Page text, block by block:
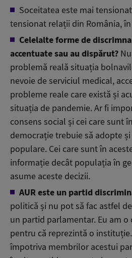
Soceitatea este mai
tensionat relații din România,
Celelalte forme de
accentuate sau au dispărut?
problemă reală situația
nevoie de serviciul medical,
probleme reale care există și
situația de pandemie. Ar fi
consens social și cei care sunt
democrație trebuie să adopte
populare. Cei care sunt în
informație decât populația în
asume aceste decizii.
AUR este un partid
politică și nu pot să fac astfel
un partid parlamentar. Eu am o
pentru că reprezintă o
împotriva membrilor acestui